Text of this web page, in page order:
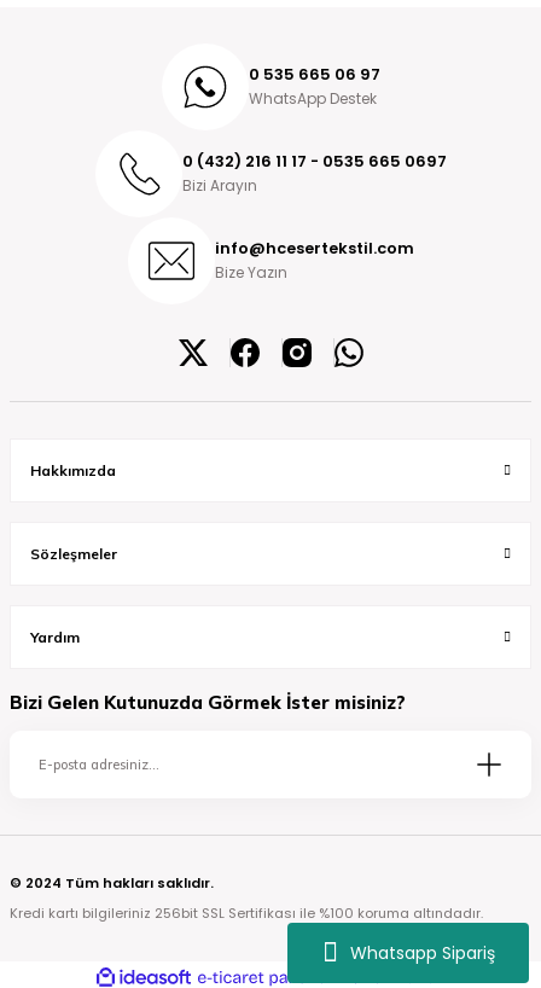
Whatsapp Sipariş
0 535 665 06 97
WhatsApp Destek
0 (432) 216 11 17 - 0535 665 0697
Bizi Arayın
info@hcesertekstil.com
Bize Yazın
Hakkımızda
Sözleşmeler
Yardım
Bizi Gelen Kutunuzda Görmek İster misiniz?
© 2024 Tüm hakları saklıdır.
Kredi kartı bilgileriniz 256bit SSL Sertifikası ile %100 koruma altındadır.
ideasoft